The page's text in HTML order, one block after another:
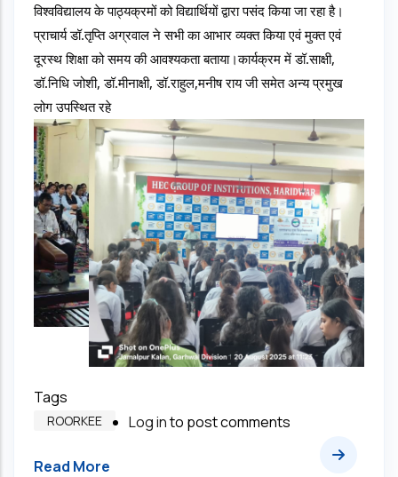
विश्वविद्यालय के पाठ्यक्रमों को विद्यार्थियों द्वारा पसंद किया जा रहा है।
प्राचार्य डॉ.तृप्ति अग्रवाल ने सभी का आभार व्यक्त किया एवं मुक्त एवं
दूरस्थ शिक्षा को समय की आवश्यकता बताया।कार्यक्रम में डॉ.साक्षी,
डॉ.निधि जोशी, डॉ.मीनाक्षी, डॉ.राहुल,मनीष राय जी समेत अन्य प्रमुख
लोग उपस्थित रहे
Tags
ROORKEE Log into post comments